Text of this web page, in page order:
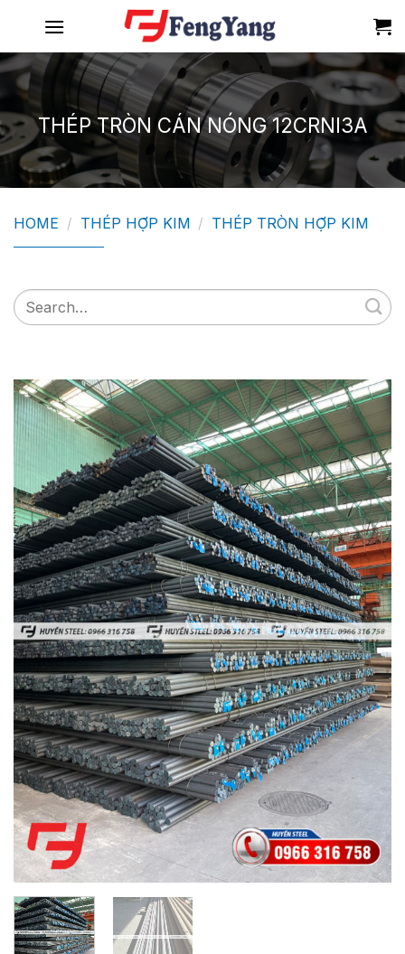
content
THÉP TRÒN CÁN NÓNG 12CRNI3A
HOME / THÉP HỢP KIM / THÉP TRÒN HỢP KIM
Search
for: